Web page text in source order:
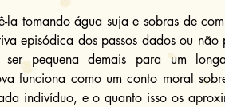
la tomando água suja e sobras de
episódica dos passos dados ou
ser pequena demais para um
funciona como um conto moral
indivíduo, e o quanto isso os